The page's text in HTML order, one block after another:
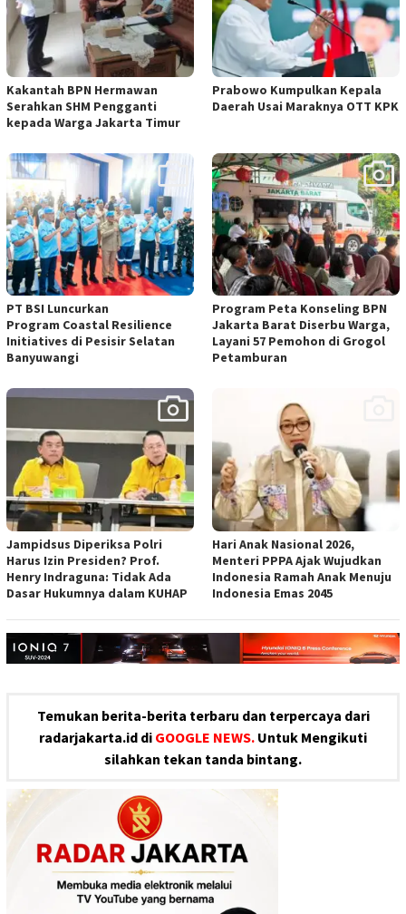
Kakantah BPN Hermawan
Serahkan SHM Pengganti
kepada Warga Jakarta Timur
Prabowo Kumpulkan Kepala
Daerah Usai Maraknya OTT KPK
PT BSI Luncurkan
Program Coastal Resilience
Initiatives di Pesisir Selatan
Banyuwangi
Program Peta Konseling BPN
Jakarta Barat Diserbu Warga,
Layani 57 Pemohon di Grogol
Petamburan
Jampidsus Diperiksa Polri
Harus Izin Presiden? Prof.
Henry Indraguna: Tidak Ada
Dasar Hukumnya dalam KUHAP
Hari Anak Nasional 2026,
Menteri PPPA Ajak Wujudkan
Indonesia Ramah Anak Menuju
Indonesia Emas 2045
Temukan berita-berita terbaru dan terpercaya dari
radarjakarta.id di GOOGLE NEWS. Untuk Mengikuti
silahkan tekan tanda bintang.